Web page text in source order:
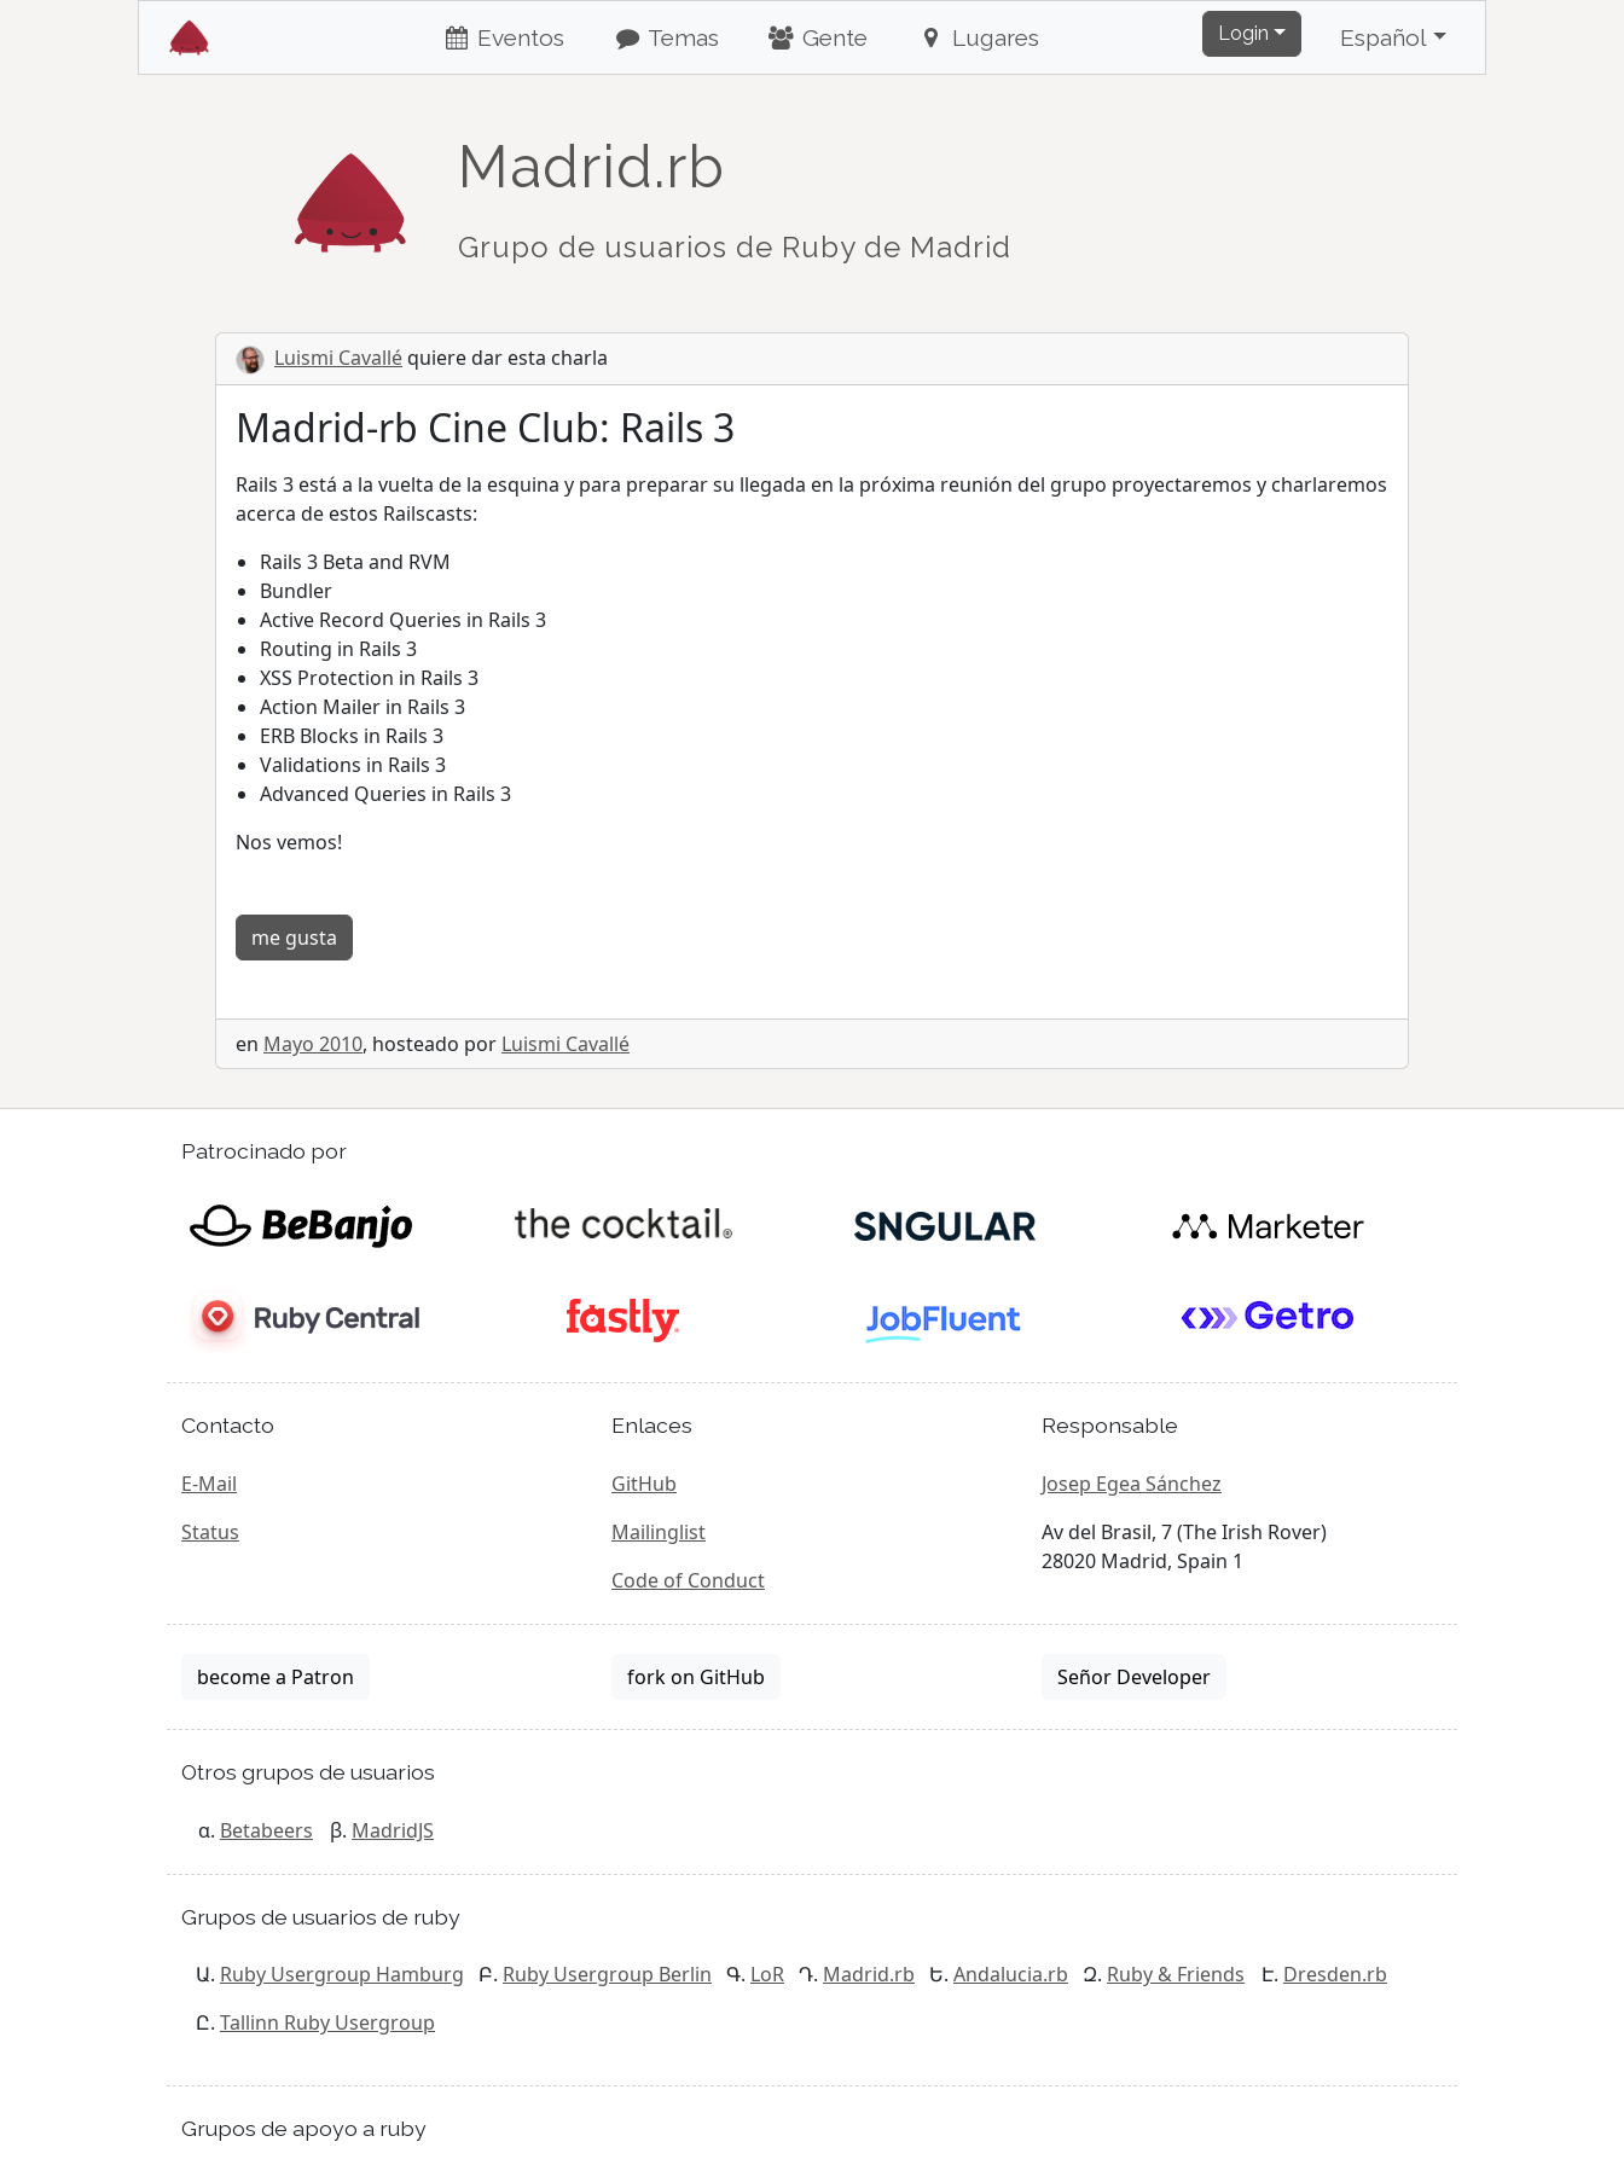
Eventos Temas Gente Lugares Login Español
Madrid.rb
Grupo de usuarios de Ruby de Madrid
Luismi Cavalléquiere dar esta charla
Madrid-rb Cine Club: Rails 3
Rails 3 está a la vuelta de la esquina y para preparar su llegada en la próxima reunión del grupo proyectaremos y charlaremos
acerca de estos Railscasts:
Rails 3 Beta and RVM
Bundler
Active Record Queries in Rails 3
Routing in Rails 3
XSS Protection in Rails 3
Action Mailer in Rails 3
ERB Blocks in Rails 3
Validations in Rails 3
Advanced Queries in Rails 3
Nos vemos!
me gusta
en Mayo 2010, hosteado por Luismi Cavallé
Patrocinado por
Contacto
E-Mail
Status
Enlaces
GitHub
Mailinglist
Code of Conduct
Responsable
Josep Egea Sánchez
Av del Brasil, 7 (The Irish Rover)
28020 Madrid, Spain 1
become a Patron fork on GitHub Señor Developer
Otros grupos de usuarios
Betabeers MadridJS
Grupos de usuarios de ruby
Ruby Usergroup Hamburg Ruby Usergroup Berlin LoR Madrid.rb Andalucia.rb Ruby & Friends
Dresden.rb
Tallinn Ruby Usergroup
Grupos de apoyo a ruby